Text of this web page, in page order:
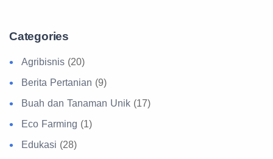
Categories
Agribisnis (20)
Berita Pertanian (9)
Buah dan Tanaman Unik (17)
Eco Farming (1)
Edukasi (28)